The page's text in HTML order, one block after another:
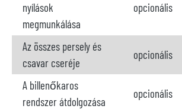
nyílások
megmunkálása
opcionális
Az összes persely és
csavar cseréje
opcionális
A billenőkaros
rendszer átdolgozása
opcionális